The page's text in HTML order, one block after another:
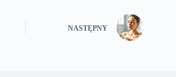
NASTĘPNY